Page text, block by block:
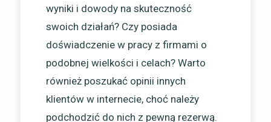
wyniki i dowody na skuteczność
swoich działań? Czy posiada
doświadczenie w pracy z firmami o
podobnej wielkości i celach? Warto
również poszukać opinii innych
klientów w internecie, choć należy
podchodzić do nich z pewną rezerwą.